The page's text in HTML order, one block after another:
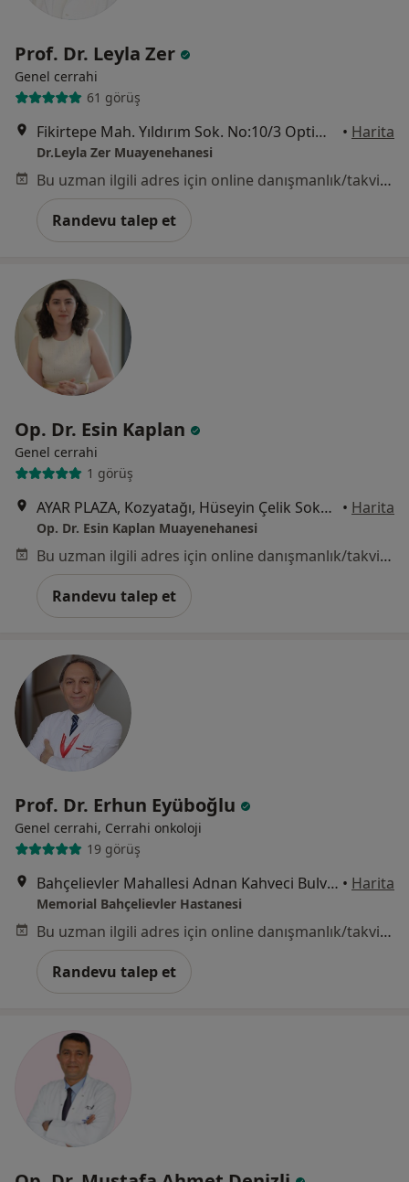
Prof. Dr. Leyla Zer
Genel cerrahi
61 görüş
Fikirtepe Mah. Yıldırım Sok. No:10/3 Optimist Rezidans. Kadıköy/ İSTANBUL, İstanbul • Harita
Dr.Leyla Zer Muayenehanesi
Bu uzman ilgili adres için online danışmanlık/takvim sunmuyor.
Randevu talep et
Op. Dr. Esin Kaplan
Genel cerrahi
1 görüş
AYAR PLAZA, Kozyatağı, Hüseyin Çelik Sokak No:3, İstanbul • Harita
Op. Dr. Esin Kaplan Muayenehanesi
Bu uzman ilgili adres için online danışmanlık/takvim sunmuyor.
Randevu talep et
Prof. Dr. Erhun Eyüboğlu
Genel cerrahi, Cerrahi onkoloji
19 görüş
Bahçelievler Mahallesi Adnan Kahveci Bulvarı No:227, İstanbul • Harita
Memorial Bahçelievler Hastanesi
Bu uzman ilgili adres için online danışmanlık/takvim sunmuyor.
Randevu talep et